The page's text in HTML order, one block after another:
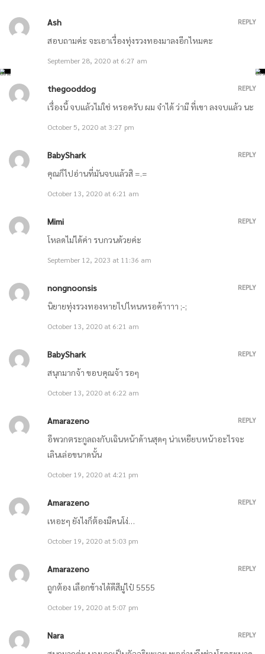
คงมีชีวิตอยู่
ระเบิดความโกรธแค้น
April 11, 2021
ตอนที่ 828 โลกต้องการให้พวกเธอตาย / ตอนที่ 829 รับประกันความ
ปลอดภัยของพวกเขา
ตอนที่ 826 มาเล่นเกมกันเถอะ / ตอนที่ 827 เซี่ยซิงเหอจะต้องตาย
April 11, 2021
ตอนที่ 824 เข้ามาเลย / ตอนที่ 825 คุณคือเซี่ยซิงเหอ
ตอนที่ 822 เจาะทะลวง / ตอนที่ 823 ช่วงเวลาประวัติศาสตร์
April 4, 2021
ตอนที่ 818 พวกเขาไม่เชื่อคุณ / ตอนที่ 819 ผนวกกับประเทศ Y และ
April 4, 2021
ตอนที่ 816 กรุณาเคลื่อนย้ายออกไปทันที / ตอนที่ 817 ถ้าอย่างงั้นก็ขอโทษ
ด้วย
April 4, 2021
Ash
สอบถามค่ะ จะเอาเรื่องทุ่งรวงทองมาลงอีกไหมคะ
September 28, 2020 at 6:27 am
REPLY
thegooddog
เรื่องนี้ จบแล้วไม่ใช่ หรอครับ ผม จำได้ ว่ามี ที่เขา ลงจบแล้ว นะ
October 5, 2020 at 3:27 pm
REPLY
BabyShark
คุณก็ไปอ่านที่มันจบแล้วสิ =.=
October 13, 2020 at 6:21 am
REPLY
Mimi
โหลดไม่ได้ค่า​ รบกวนด้วยค่ะ
September 12, 2023 at 11:36 am
REPLY
nongnoonsis
นิยายทุ่งรวงทองหายไปไหนหรอค้าาาา ;-;
October 13, 2020 at 6:21 am
REPLY
BabyShark
สนุกมากจ้า ขอบคุณจ้า รอๆ
October 13, 2020 at 6:22 am
REPLY
Amarazeno
อีพวกตระกูลถงกับเฉินหน้าด้านสุดๆ น่าเหยียบหน้าอะไรจะ
เลินเล่อขนาดนั้น
October 19, 2020 at 4:21 pm
REPLY
Amarazeno
เหอะๆ ยังไงก็ต้องมีคนโง่…
October 19, 2020 at 5:03 pm
REPLY
Amarazeno
ถูกต้อง เลือกข้างได้ดีสีมู่ไป๋ 5555
October 19, 2020 at 5:07 pm
REPLY
Nara
REPLY